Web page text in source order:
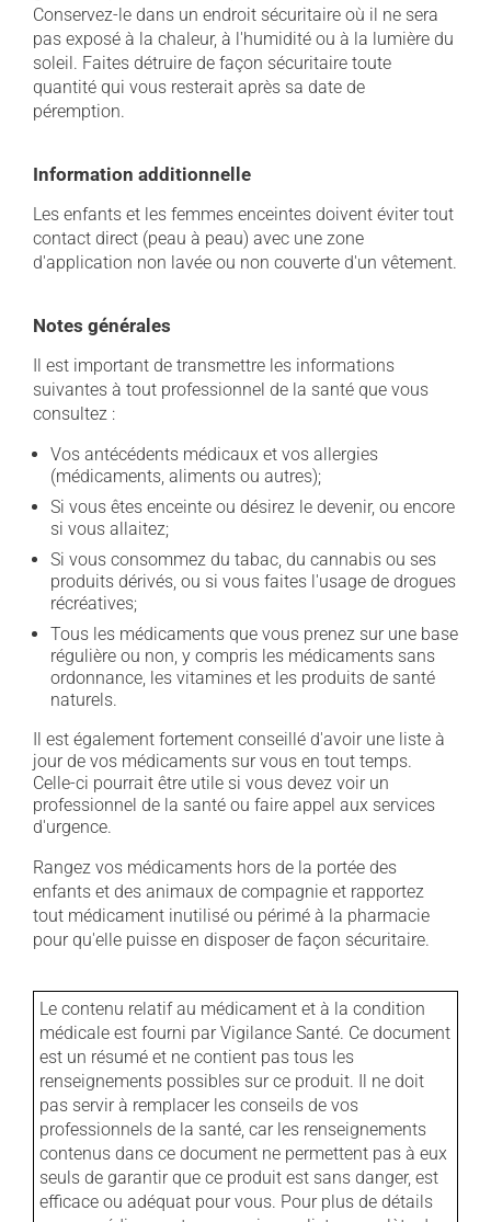
Conservez-le dans un endroit sécuritaire où il ne sera
pas exposé à la chaleur, à l'humidité ou à la lumière du
soleil. Faites détruire de façon sécuritaire toute
quantité qui vous resterait après sa date de
péremption.
Information additionnelle
Les enfants et les femmes enceintes doivent éviter tout
contact direct (peau à peau) avec une zone
d'application non lavée ou non couverte d'un vêtement.
Notes générales
Il est important de transmettre les informations
suivantes à tout professionnel de la santé que vous
consultez :
Vos antécédents médicaux et vos allergies
(médicaments, aliments ou autres);
Si vous êtes enceinte ou désirez le devenir, ou encore
si vous allaitez;
Si vous consommez du tabac, du cannabis ou ses
produits dérivés, ou si vous faites l'usage de drogues
récréatives;
Tous les médicaments que vous prenez sur une base
régulière ou non, y compris les médicaments sans
ordonnance, les vitamines et les produits de santé
naturels.
Il est également fortement conseillé d'avoir une liste à
jour de vos médicaments sur vous en tout temps.
Celle-ci pourrait être utile si vous devez voir un
professionnel de la santé ou faire appel aux services
d'urgence.
Rangez vos médicaments hors de la portée des
enfants et des animaux de compagnie et rapportez
tout médicament inutilisé ou périmé à la pharmacie
pour qu'elle puisse en disposer de façon sécuritaire.
Le contenu relatif au médicament et à la condition
médicale est fourni par Vigilance Santé. Ce document
est un résumé et ne contient pas tous les
renseignements possibles sur ce produit. Il ne doit
pas servir à remplacer les conseils de vos
professionnels de la santé, car les renseignements
contenus dans ce document ne permettent pas à eux
seuls de garantir que ce produit est sans danger, est
efficace ou adéquat pour vous. Pour plus de détails